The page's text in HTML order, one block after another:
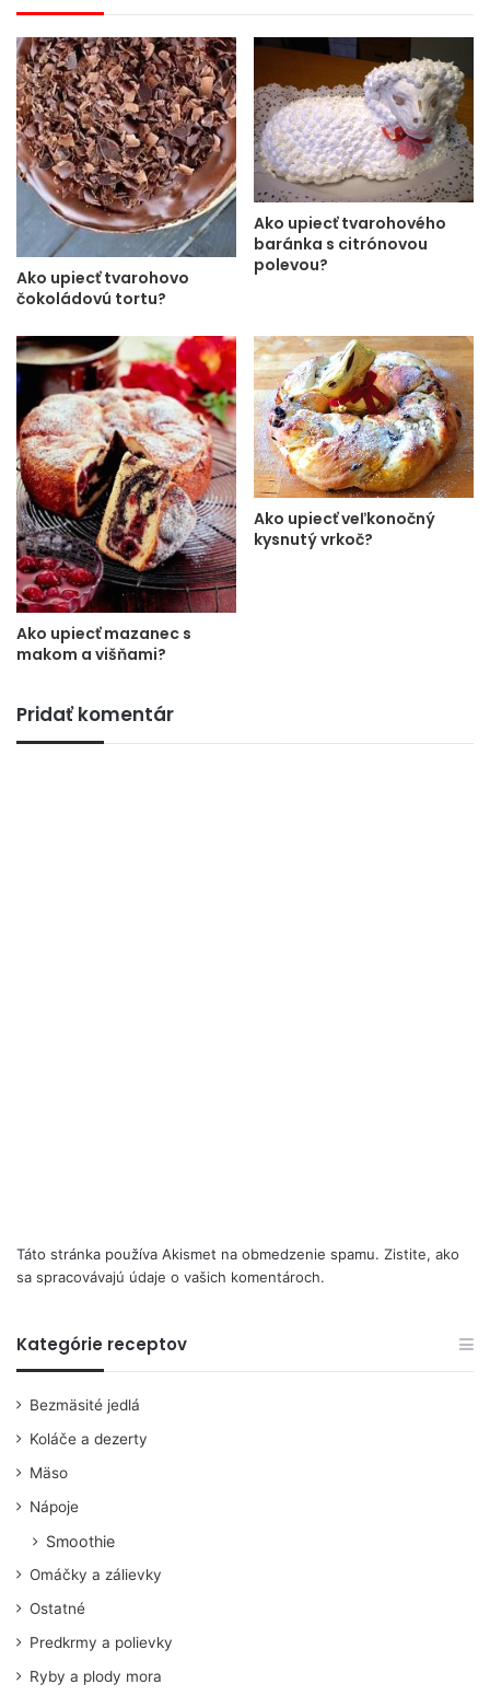
Ako upiecť tvarohovo
čokoládovú tortu?
Ako upiecť tvarohového
baránka s citrónovou
polevou?
Ako upiecť mazanec s
makom a višňami?
Ako upiecť veľkonočný
kysnutý vrkoč?
Pridať komentár
Táto stránka používa Akismet na obmedzenie spamu. Zistite, ako
sa spracovávajú údaje o vašich komentároch.
Kategórie receptov
Bezmäsité jedlá
Koláče a dezerty
Mäso
Nápoje
Smoothie
Omáčky a zálievky
Ostatné
Predkrmy a polievky
Ryby a plody mora